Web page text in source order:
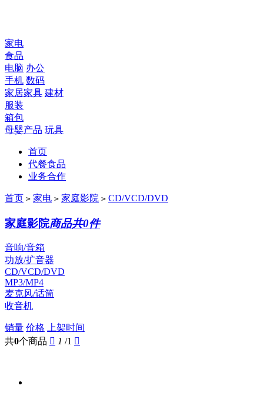
家电
食品
电脑 办公
手机 数码
家居家具 建材
服装
箱包
母婴产品 玩具
首页
代餐食品
业务合作
首页 > 家电 > 家庭影院 > CD/VCD/DVD
家庭影院商品共0件
音响/音箱
功放/扩音器
CD/VCD/DVD
MP3/MP4
麦克风/话筒
收音机
销量 价格 上架时间
共0个商品  1 /1 